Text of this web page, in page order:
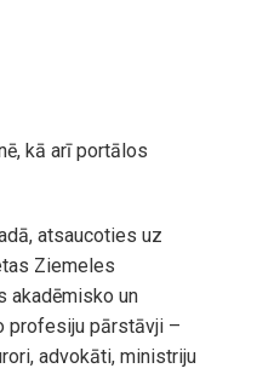
kā arī portālos
atsaucoties uz
Ziemeles
akadēmisko un
profesiju pārstāvji –
advokāti, ministriju